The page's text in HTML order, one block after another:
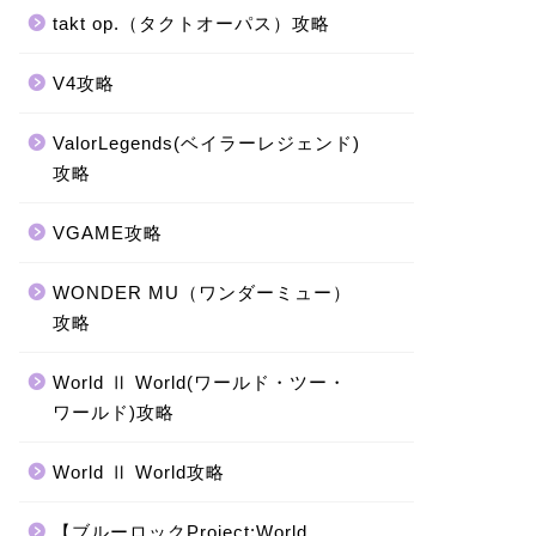
takt op.（タクトオーパス）攻略
V4攻略
ValorLegends(ベイラーレジェンド)
攻略
VGAME攻略
WONDER MU（ワンダーミュー）
攻略
World Ⅱ World(ワールド・ツー・
ワールド)攻略
World Ⅱ World攻略
【ブルーロックProject:World